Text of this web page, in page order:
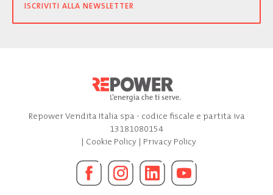
ISCRIVITI ALLA NEWSLETTER
Repower Vendita Italia spa - codice fiscale e partita iva
13181080154
| Cookie Policy| Privacy Policy